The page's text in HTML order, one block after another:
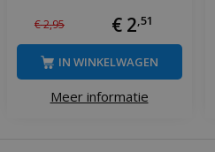
€2,95 € 2,51
Meer informatie
IN WINKELWAGEN